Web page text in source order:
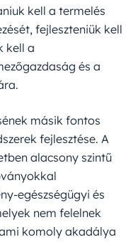
kell a termelés
fejleszteniük kell
kell a
és a
másik fontos
fejlesztése. A
alacsony szintű
egészségügyi és
nem felelnek
komoly akadálya